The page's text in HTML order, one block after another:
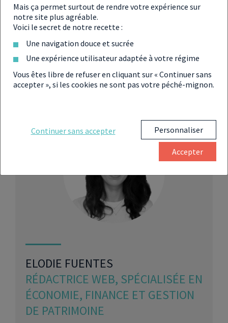
Partager
ELODIE FUENTES
RÉDACTRICE WEB, SPÉCIALISÉE EN
ÉCONOMIE, FINANCE ET GESTION
DE PATRIMOINE
Mais ça permet surtout de rendre votre expérience sur
notre site plus agréable.
Voici le secret de notre recette :
Une navigation douce et sucrée
Une expérience utilisateur adaptée à votre régime
Vous êtes libre de refuser en cliquant sur « Continuer sans
accepter », si les cookies ne sont pas votre péché-mignon.
Continuer sans accepter Personnaliser
Accepter